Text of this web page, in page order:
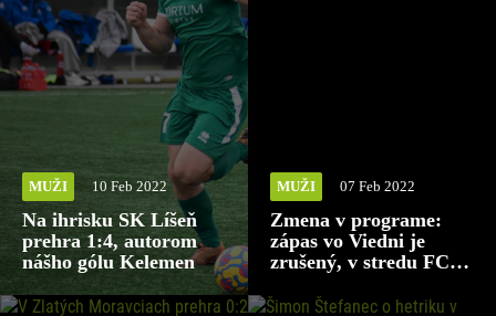
MUŽI 10 Feb 2022
Na ihrisku SK Líšeň
prehra 1:4, autorom
nášho gólu Kelemen
MUŽI 07 Feb 2022
Zmena v programe:
zápas vo Viedni je
zrušený, v stredu FC
SK Líšeň